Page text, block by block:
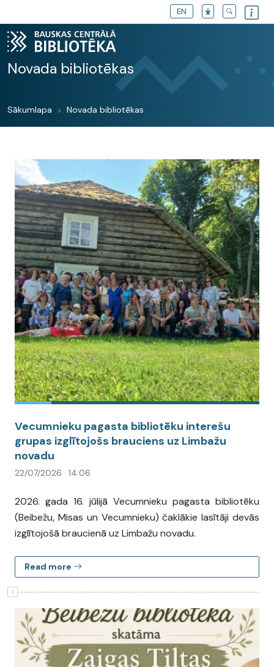
EN
Novada bibliotēkas
Sākumlapa Novada bibliotēkas
Vecumnieku pagasta bibliotēku interešu
grupas izglītojošs brauciens uz Limbažu
novadu
22/07/2026 · 14:06
2026. gada 16. jūlijā Vecumnieku pagasta bibliotēku
(Beibežu, Misas un Vecumnieku) čaklākie lasītāji devās
izglītojošā braucienā uz Limbažu novadu.
Read more